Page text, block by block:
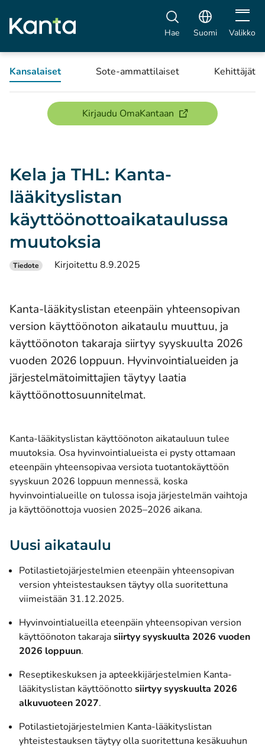
Hae Suomi Avaa
Valikko
Kansalaiset Sote-ammattilaiset Kehittäjät
Kirjaudu OmaKantaan(avautuu uuteen
Kela ja THL: Kanta-
lääkityslistan
käyttöönottoaikataulussa
muutoksia
Tiedote Kirjoitettu 8.9.2025
Kanta-lääkityslistan eteenpäin yhteensopivan
version käyttöönoton aikataulu muuttuu, ja
käyttöönoton takaraja siirtyy syyskuulta 2026
vuoden 2026 loppuun. Hyvinvointialueiden ja
järjestelmätoimittajien täytyy laatia
käyttöönottosuunnitelmat.
Kanta-lääkityslistan käyttöönoton aikatauluun tulee
muutoksia. Osa hyvinvointialueista ei pysty ottamaan
eteenpäin yhteensopivaa versiota tuotantokäyttöön
syyskuun 2026 loppuun mennessä, koska
hyvinvointialueille on tulossa isoja järjestelmän vaihtoja
ja käyttöönottoja vuosien 2025–2026 aikana.
Uusi aikataulu
Potilastietojärjestelmien eteenpäin yhteensopivan
version yhteistestauksen täytyy olla suoritettuna
viimeistään 31.12.2025.
Hyvinvointialueilla eteenpäin yhteensopivan version
käyttöönoton takarajasiirtyy syyskuulta 2026 vuoden
2026 loppuun.
Reseptikeskuksen ja apteekkijärjestelmien Kanta-
lääkityslistan käyttöönottosiirtyy syyskuulta 2026
alkuvuoteen 2027.
Potilastietojärjestelmien Kanta-lääkityslistan
yhteistestauksen täytyy olla suoritettuna kesäkuuhun